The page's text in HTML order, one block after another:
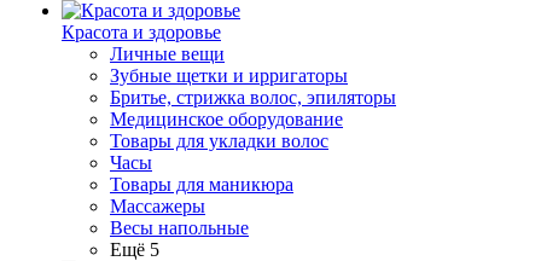
Красота и здоровье
Личные вещи
Зубные щетки и ирригаторы
Бритье, стрижка волос, эпиляторы
Медицинское оборудование
Товары для укладки волос
Часы
Товары для маникюра
Массажеры
Весы напольные
Ещё 5